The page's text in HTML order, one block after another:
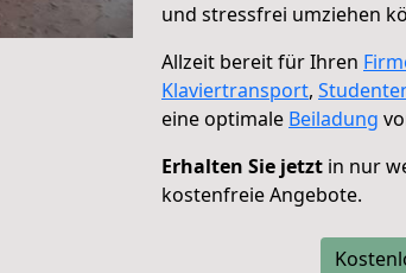
und stressfrei umziehen
Allzeit bereit für Ihren
Klaviertransport,
eine optimale Beiladung
Erhalten Sie jetzt in nur
kostenfreie Angebote.